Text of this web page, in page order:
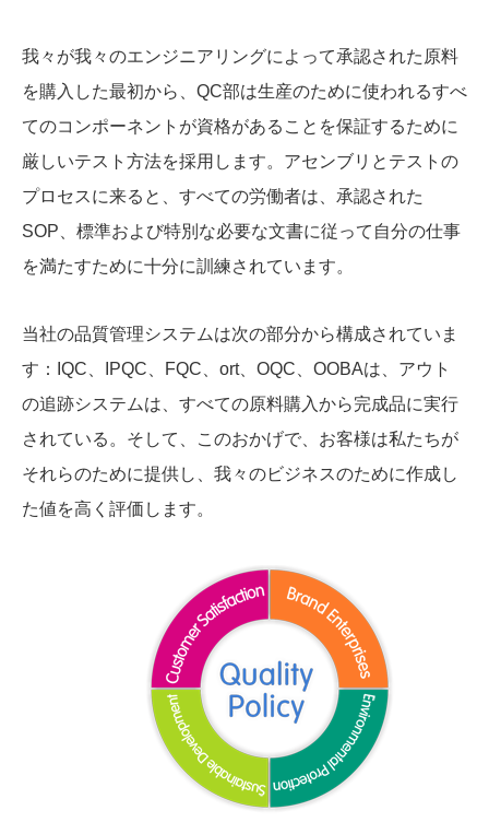
我々が我々のエンジニアリングによって承認された原料
を購入した最初から、QC部は生産のために使われるすべ
てのコンポーネントが資格があることを保証するために
厳しいテスト方法を採用します。アセンブリとテストの
プロセスに来ると、すべての労働者は、承認された
SOP、標準および特別な必要な文書に従って自分の仕事
を満たすために十分に訓練されています。
当社の品質管理システムは次の部分から構成されていま
す：IQC、IPQC、FQC、ort、OQC、OOBAは、アウト
の追跡システムは、すべての原料購入から完成品に実行
されている。そして、このおかげで、お客様は私たちが
それらのために提供し、我々のビジネスのために作成し
た値を高く評価します。